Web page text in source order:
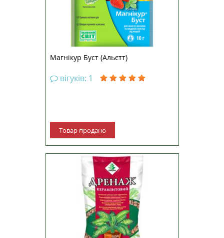
Переваги використання:
Стимулює природні фу...
Магнікур Буст (Альєтт)
вігуків: 1
Товар продано
Активний субстрат для
гідропоніки. Перешкоджає
закислення ґрунту. Сприяє
волого- і повітрообміну.
Виключає появу кореневої і
поверхневої гнилі. Допомагає
рослинам переносити періоди
вимушеної посухи. Захищає
верхній шар ґрунту від...